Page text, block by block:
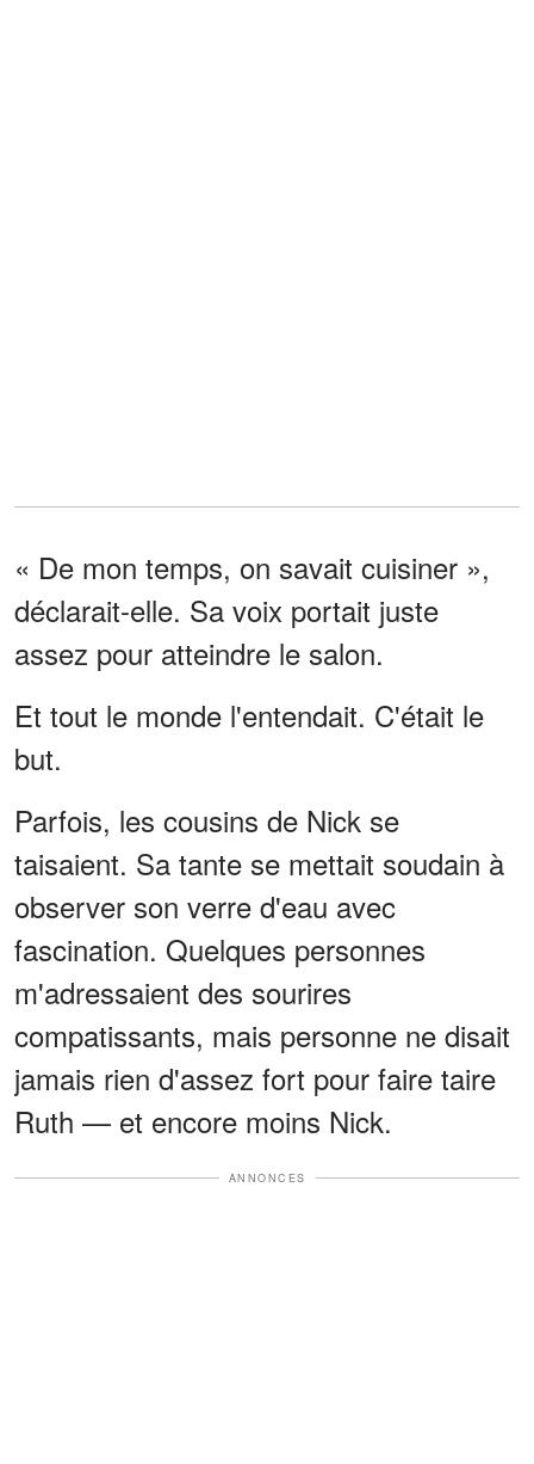
« De mon temps, on savait cuisiner »,
déclarait-elle. Sa voix portait juste
assez pour atteindre le salon.
Et tout le monde l'entendait. C'était le
but.
Parfois, les cousins de Nick se
taisaient. Sa tante se mettait soudain à
observer son verre d'eau avec
fascination. Quelques personnes
m'adressaient des sourires
compatissants, mais personne ne disait
jamais rien d'assez fort pour faire taire
Ruth — et encore moins Nick.
ANNONCES